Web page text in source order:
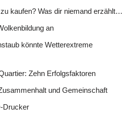
kaufen? Was dir niemand erzählt…
an
könnte Wetterextreme
Zehn Erfolgsfaktoren
und Gemeinschaft
Drucker